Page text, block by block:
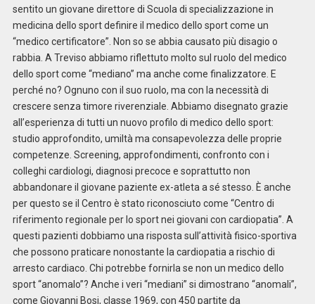
sentito un giovane direttore di Scuola di specializzazione in
medicina dello sport definire il medico dello sport come un
“medico certificatore”. Non so se abbia causato più disagio o
rabbia. A Treviso abbiamo riflettuto molto sul ruolo del medico
dello sport come “mediano” ma anche come finalizzatore. E
perché no? Ognuno con il suo ruolo, ma con la necessità di
crescere senza timore riverenziale. Abbiamo disegnato grazie
all’esperienza di tutti un nuovo profilo di medico dello sport:
studio approfondito, umiltà ma consapevolezza delle proprie
competenze. Screening, approfondimenti, confronto con i
colleghi cardiologi, diagnosi precoce e soprattutto non
abbandonare il giovane paziente ex-atleta a sé stesso. È anche
per questo se il Centro è stato riconosciuto come “Centro di
riferimento regionale per lo sport nei giovani con cardiopatia”. A
questi pazienti dobbiamo una risposta sull’attività fisico-sportiva
che possono praticare nonostante la cardiopatia a rischio di
arresto cardiaco. Chi potrebbe fornirla se non un medico dello
sport “anomalo”? Anche i veri “mediani” si dimostrano “anomali”,
come Giovanni Bosi, classe 1969, con 450 partite da